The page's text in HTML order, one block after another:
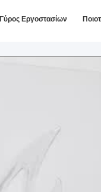
Γύρος Εργοστασίων